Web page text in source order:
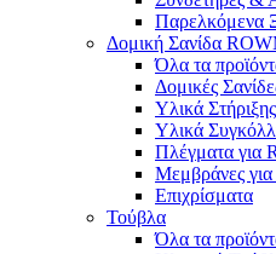
Παρελκόμενα
Δομική Σανίδα
Όλα τα
Δομικές
Υλικά Στήριξης
Υλικά
Πλέγματα για
Μεμβράνες
Επιχρίσματα
Τούβλα
Όλα τα